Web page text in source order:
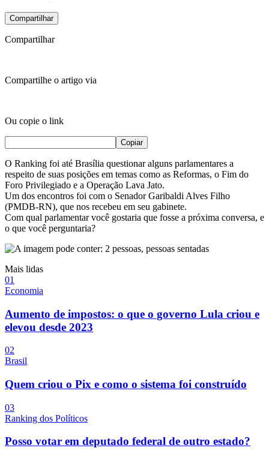
Compartilhar
Compartilhar
Compartilhe o artigo via
Ou copie o link
Copiar
O Ranking foi até Brasília questionar alguns parlamentares a
respeito de suas posições em temas como as Reformas, o Fim do
Foro Privilegiado e a Operação Lava Jato.
Um dos encontros foi com o Senador Garibaldi Alves Filho
(PMDB-RN), que nos recebeu em seu gabinete.
Com qual parlamentar você gostaria que fosse a próxima conversa, e
o que você perguntaria?
Mais lidas
01
Economia
Aumento de impostos: o que o governo Lula criou e
elevou desde 2023
02
Brasil
Quem criou o Pix e como o sistema foi construído
03
Ranking dos Políticos
Posso votar em deputado federal de outro estado?